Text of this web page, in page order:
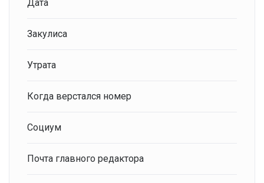
Дата
Закулиса
Утрата
Когда верстался номер
Социум
Почта главного редактора